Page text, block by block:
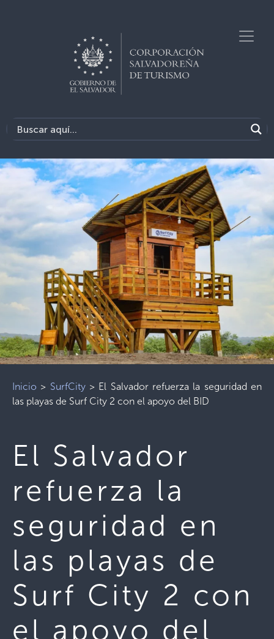
Inicio > SurfCity> El Salvador refuerza la seguridad en
las playas de Surf City 2 con el apoyo del BID
El Salvador
refuerza la
seguridad en
las playas de
Surf City 2 con
el apoyo del